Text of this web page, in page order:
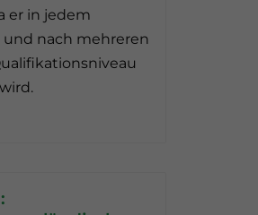
er in jedem
nach mehreren